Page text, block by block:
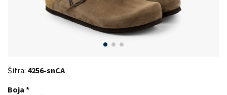
Šifra: 4256-snCA
Boja *